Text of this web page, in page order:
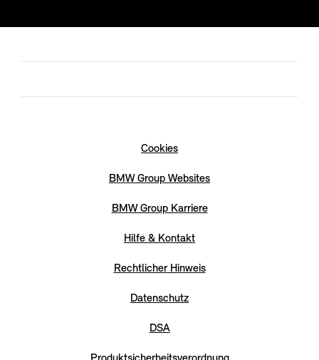
Cookies
BMW Group Websites
BMW Group Karriere
Hilfe & Kontakt
Rechtlicher Hinweis
Datenschutz
DSA